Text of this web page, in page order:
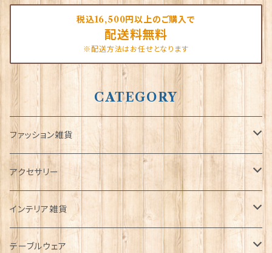
税込16,500円以上のご購入で
配送料無料
※配送方法はお任せとなります
CATEGORY
ファッション雑貨
タータンネクタイ
帽子
キャップ
Tシャツ
アクセサリー
ORTAK
ブローチ
インテリア雑貨
インテリア置物
テーブルウェア